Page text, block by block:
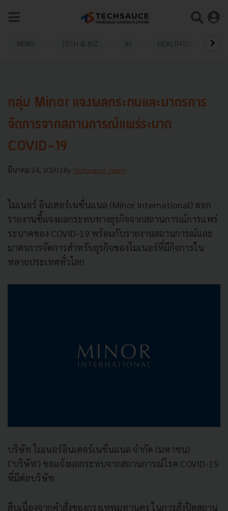
NEWS TECH & BIZ AI HEALTHTECH
กลุ่ม Minor แจงผลกระทบและมาตรการ
จัดการจากสถานการณ์แพร่ระบาด
COVID-19
มีนาคม 24, 2020 | By Techsauce Team
ไมเนอร์ อินเตอร์เนชั่นแนล (Minor International) ออก
รายงานชี้แจงผลกระทบทางธุรกิจจากสถานการณ์การแพร่
ระบาดของ COVID-19 พร้อมกับรายงานสถานการณ์และ
มาตรการจัดการสำหรับธุรกิจของไมเนอร์ที่มีกิจการใน
หลายประเทศทั่วโลก
บริษัท ไมเนอร์อินเตอร์เนชั่นแนล จํากัด (มหาชน)
('บริษัท') ขอแจ้งผลกระทบจากสถานการณ์โรค COVID-19
ที่มีต่อบริษัท
สืบเนื่องจากคําสั่งของกรุงเทพมหานคร ในการสั่งปิดสถาน